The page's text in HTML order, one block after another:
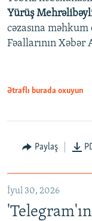
Yürüş
cəzasına
Fəallarının Xəbər
Ətraflı burada oxuyun
Paylaş
İyul 30, 2026